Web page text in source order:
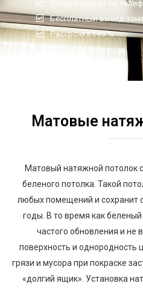
Точный расчет по
Бесплатный выезд
Рассрочка без %
Матовые
Матовый натяжной потолок
беленого потолка. Такой
любых помещений и сохранит
годы. В то время как
частого обновления и не
поверхность и однородность
грязи и мусора при покраске
«долгий ящик». Установка